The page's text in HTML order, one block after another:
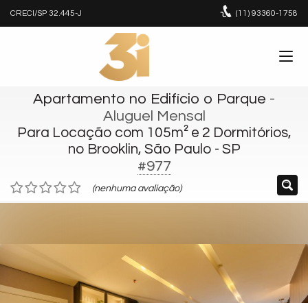
CRECI/SP 32.445-J (11) 93360-1758
Apartamento no Edifício o Parque -
Aluguel Mensal
Para Locação com 105m² e 2 Dormitórios,
no Brooklin, São Paulo - SP
#977
(nenhuma avaliação)